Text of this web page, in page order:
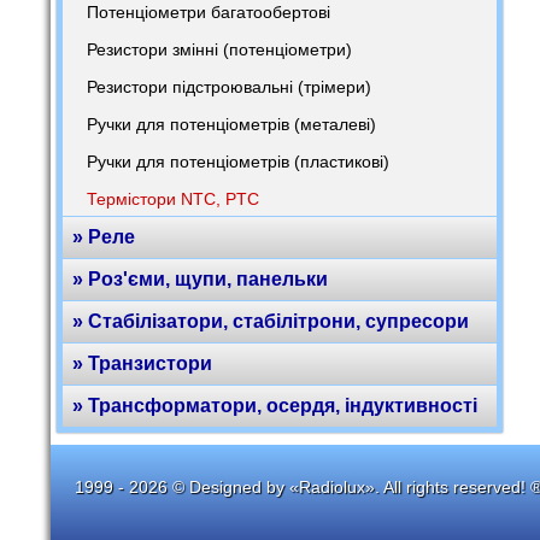
Потенціометри багатообертові
Резистори змінні (потенціометри)
Резистори підстроювальні (трімери)
Ручки для потенціометрів (металеві)
Ручки для потенціометрів (пластикові)
Термістори NTC, PTC
» Реле
» Роз'єми, щупи, панельки
» Стабілізатори, стабілітрони, супресори
» Транзистори
» Трансформатори, осердя, індуктивності
1999 - 2026 © Designed by «Radiolux». All rights reserved!